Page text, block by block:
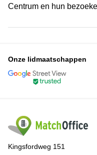
Centrum en hun
Onze lidmaatschappen
Kingsfordweg 151